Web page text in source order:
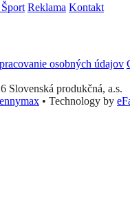
Reklama Kontakt
osobných údajov
Slovenská produkčná, a.s.
• Technology by